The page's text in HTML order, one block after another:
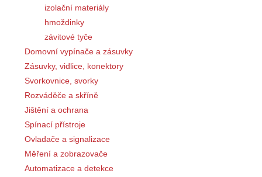
izolační materiály
hmoždinky
závitové tyče
Domovní vypínače a zásuvky
Zásuvky, vidlice, konektory
Svorkovnice, svorky
Rozváděče a skříně
Jištění a ochrana
Spínací přístroje
Ovladače a signalizace
Měření a zobrazovače
Automatizace a detekce